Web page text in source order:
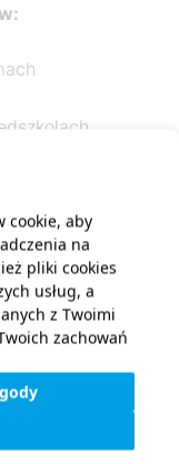
cookie, aby
na
pliki cookies
usług, a
z Twoimi
zachowań